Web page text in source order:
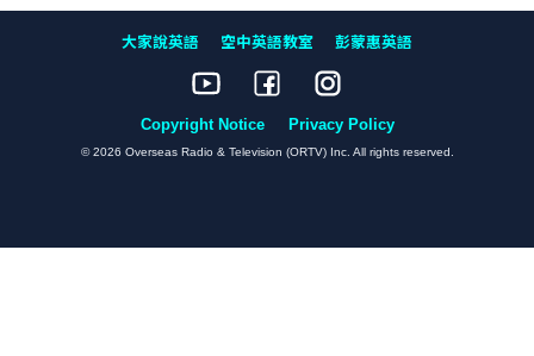
大家說英語 空中英語教室 彭蒙惠英語
Copyright Notice Privacy Policy
© 2026 Overseas Radio & Television (ORTV) Inc. All rights reserved.